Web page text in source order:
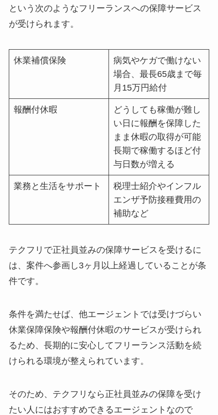
という次のようなフリーランスへの保障サービス
が受けられます。
休業補償保険
病気やケガで働けない
場合、最長65歳まで毎
月15万円給付
報酬付休暇
どうしても稼働が難し
い日に報酬を保障した
まま休暇の取得が可能
長期で稼働するほど付
与日数が増える
業務と生活をサポート
税理士紹介やインフル
エンザ予防接種費用の
補助など
テクフリで正社員並みの保障サービスを受けるに
は、案件へ参画し3ヶ月以上経過していることが条
件です。
条件を満たせば、他エージェントでは受けづらい
休業保障保険や報酬付休暇のサービスが受けられ
るため、長期的に安心してフリーランス活動を続
けられる環境が整えられています。
そのため、テクフリなら正社員並みの保障を受け
たい人にはおすすめできるエージェントなので